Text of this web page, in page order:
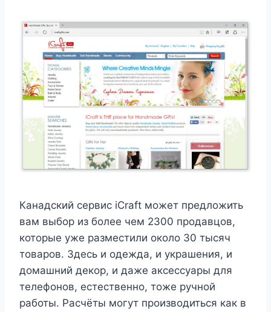
Канадский сервис iCraft может предложить
вам выбор из более чем 2300 продавцов,
которые уже разместили около 30 тысяч
товаров. Здесь и одежда, и украшения, и
домашний декор, и даже аксессуары для
телефонов, естественно, тоже ручной
работы. Расчёты могут производиться как в